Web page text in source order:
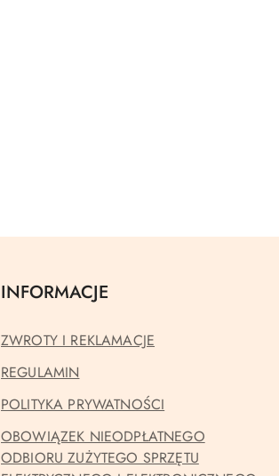
INFORMACJE
ZWROTY I REKLAMACJE
REGULAMIN
POLITYKA PRYWATNOŚCI
OBOWIĄZEK NIEODPŁATNEGO
ODBIORU ZUŻYTEGO SPRZĘTU